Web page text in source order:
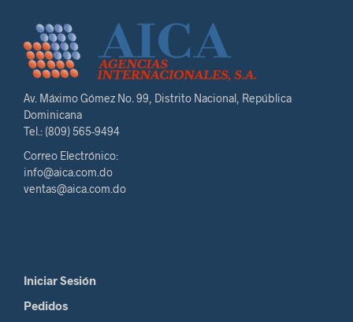
Av. Máximo Gómez No. 99, Distrito Nacional, República
Dominicana
Tel.: (809) 565-9494
Correo Electrónico:
info@aica.com.do
ventas@aica.com.do
Iniciar Sesión
Pedidos